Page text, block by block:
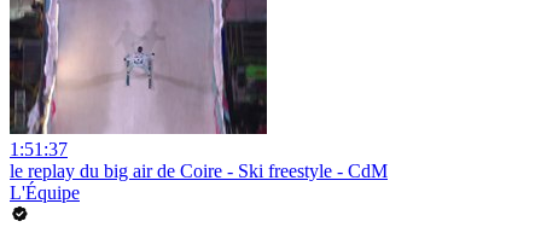
1:51:37
le replay du big air de Coire - Ski freestyle - CdM
L'Équipe